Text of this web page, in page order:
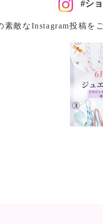
#シ
素敵なInstagram投稿を